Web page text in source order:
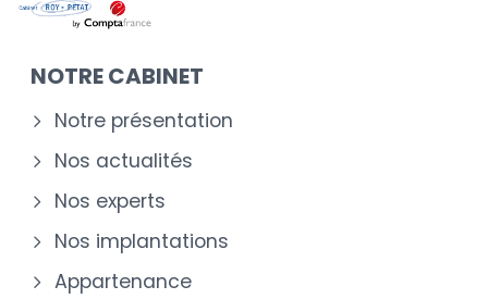
NOTRE CABINET
Notre présentation
Nos actualités
Nos experts
Nos implantations
Appartenance